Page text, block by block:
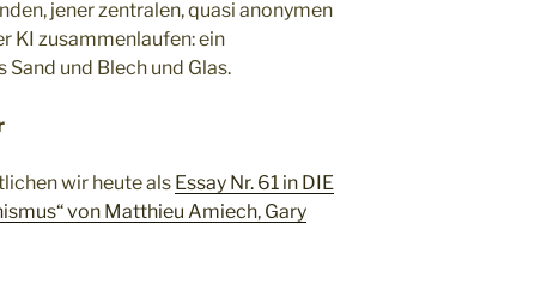
jener zentralen, quasi anonymen
KI zusammenlaufen: ein
und Blech und Glas.
wir heute als Essay Nr. 61 in DIE
von Matthieu Amiech, Gary